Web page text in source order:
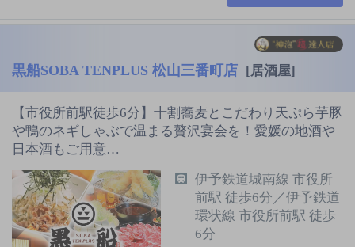
黒船SOBA TENPLUS 松山三番町店 [居酒屋]
【市役所前駅徒歩6分】十割蕎麦とこだわり天ぷら芋豚
や鴨のネギしゃぶで温まる贅沢宴会を！愛媛の地酒や
日本酒もご用意…
伊予鉄道城南線 市役所
前駅 徒歩6分／伊予鉄道
環状線 市役所前駅 徒歩
6分